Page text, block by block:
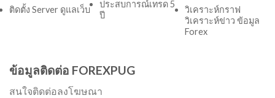
ติดตั้ง Server ดูแลเว็บ
ประสบการณ์เทรด 5
ปี
วิเคราะห์กราฟ
วิเคราะห์ข่าว ข้อมูล
Forex
ข้อมูลติดต่อ FOREXPUG
สนใจติดต่อลงโฆษณา